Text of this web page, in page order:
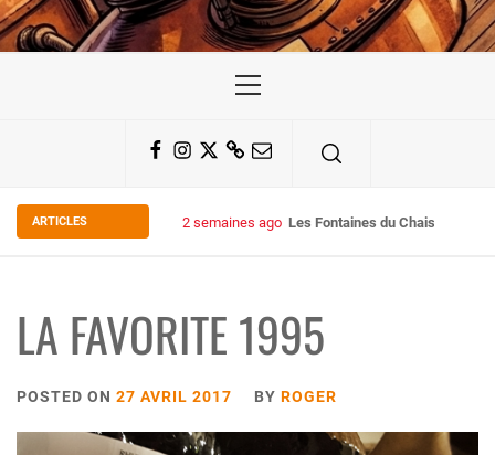
Menu
Facebook
Instagram
TwitterSubstack
Email
ARTICLES 2 semaines ago Les Fontaines du Chais 27
LA FAVORITE 1995
POSTED ON 27 AVRIL 2017 BY ROGER